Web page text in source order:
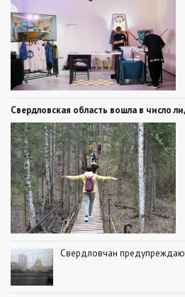
Свердловская область вошла в число
Свердловчан